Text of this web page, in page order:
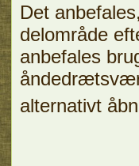
Det
delområde
anbefales
alternativt